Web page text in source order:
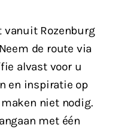
vanuit Rozenburg
de route via
alvast voor u
en inspiratie op
niet nodig.
met één